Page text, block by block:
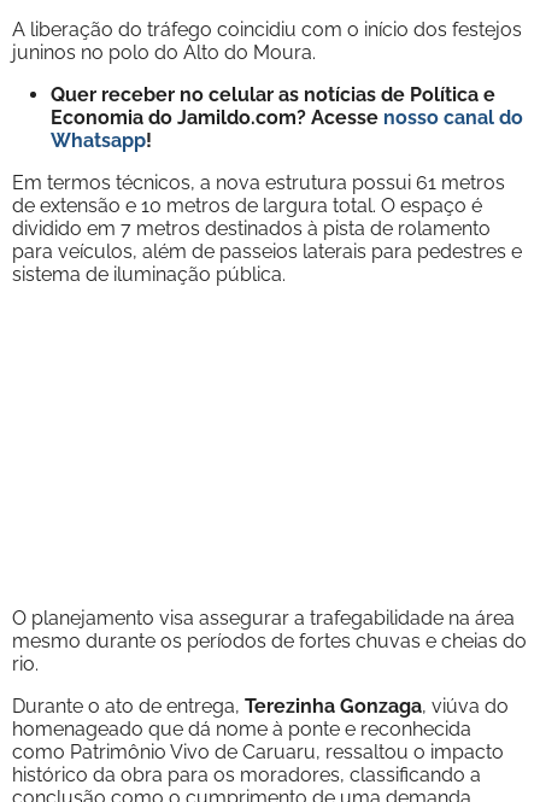
A liberação do tráfego coincidiu com o início dos festejos
juninos no polo do Alto do Moura.
Quer receber no celular as notícias de Política e
Economia do Jamildo.com? Acesse nosso canal do
Whatsapp!
Em termos técnicos, a nova estrutura possui 61 metros
de extensão e 10 metros de largura total. O espaço é
dividido em 7 metros destinados à pista de rolamento
para veículos, além de passeios laterais para pedestres e
sistema de iluminação pública.
O planejamento visa assegurar a trafegabilidade na área
mesmo durante os períodos de fortes chuvas e cheias do
rio.
Durante o ato de entrega, Terezinha Gonzaga, viúva do
homenageado que dá nome à ponte e reconhecida
como Patrimônio Vivo de Caruaru, ressaltou o impacto
histórico da obra para os moradores, classificando a